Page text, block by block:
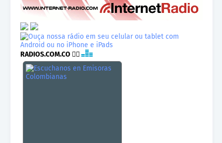
RADIOS.COM.CO 👉🏾